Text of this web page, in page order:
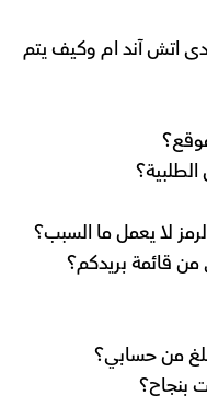
اتش آند ام وكيف يتم
لا يعمل ما السبب؟
قائمة بريدكم؟
من حسابي؟
بنجاح؟